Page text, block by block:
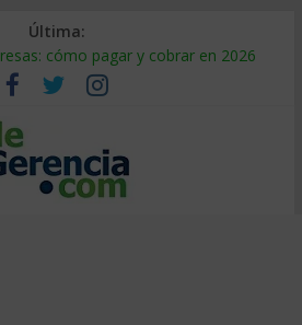
Última:
cómo pagar y cobrar en 2026
es y por qué sale tan caro
cómo auditarla a tiempo
de suministro: qué hacer
UU.: cómo segmentarlo y venderle